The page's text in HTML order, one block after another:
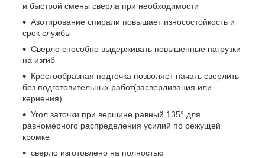
и быстрой смены сверла при необходимости
Азотирование спирали повышает износостойкость и
срок службы
Сверло способно выдерживать повышенные нагрузки
на изгиб
Крестообразная подточка позволяет начать сверлить
без подготовительных работ(засверливания или
кернения)
Угол заточки при вершине равный 135° для
равномерного распределения усилий по режущей
кромке
сверло изготовлено на полностью